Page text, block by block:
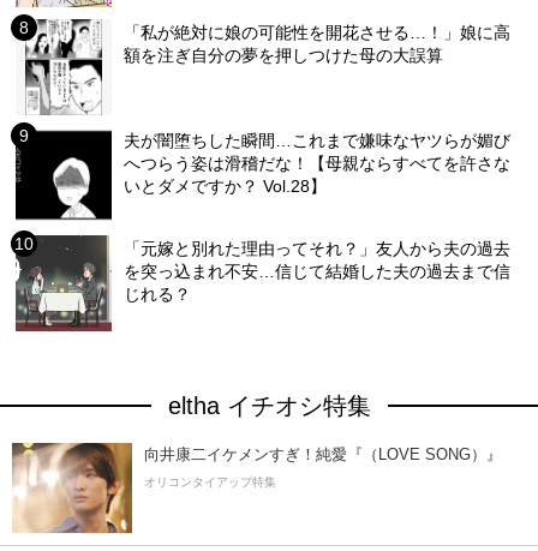
「私が絶対に娘の可能性を開花させる…！」娘に高
額を注ぎ自分の夢を押しつけた母の大誤算
夫が闇堕ちした瞬間…これまで嫌味なヤツらが媚び
へつらう姿は滑稽だな！【母親ならすべてを許さな
いとダメですか？ Vol.28】
「元嫁と別れた理由ってそれ？」友人から夫の過去
を突っ込まれ不安…信じて結婚した夫の過去まで信
じれる？
eltha イチオシ特集
向井康二イケメンすぎ！純愛『（LOVE SONG）』
オリコンタイアップ特集